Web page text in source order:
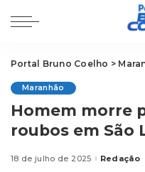
Portal Bruno Coelho >
Maranhão
Homem morre
roubos em São
18 de julho de 2025Posted
Redação